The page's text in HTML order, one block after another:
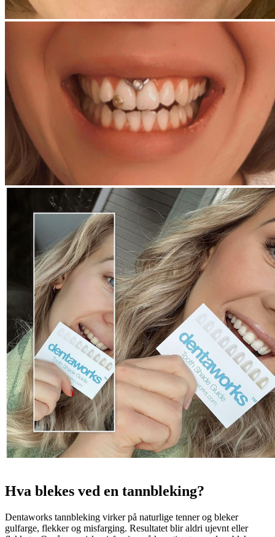
Hva blekes ved en tannbleking?
Dentaworks tannbleking virker på naturlige tenner og bleker
gulfarge, flekker og misfarging. Resultatet blir aldri ujevnt eller